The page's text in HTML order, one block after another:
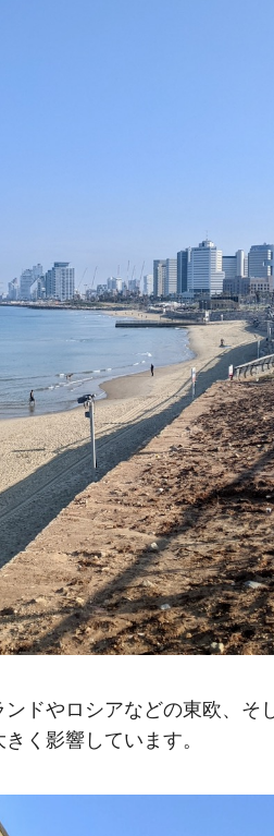
ドやロシアなどの東欧、そ
く影響しています。